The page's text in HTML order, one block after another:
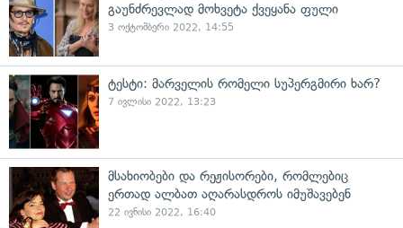
გაუნძრევლად მოხვეტა ქვეყანა ფული
3 ოქტომბერი 2022, 14:55
ტესტი: მარველის რომელი სუპერგმირი ხარ?
7 ივლისი 2022, 13:23
მსახიობები და რეჟისორები, რომლებიც
ერთად ალბათ აღარასდროს იმუშავებენ
22 ივნისი 2022, 16:40